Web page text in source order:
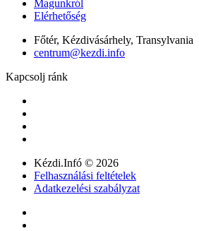
Magunkról
Elérhetőség
Főtér, Kézdivásárhely, Transylvania
centrum@kezdi.info
Kapcsolj ránk
Kézdi.Infó © 2026
Felhasználási feltételek
Adatkezelési szabályzat